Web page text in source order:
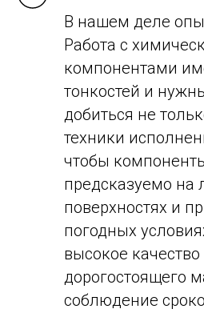
В нашем деле
Работа с
компонентами
тонкостей и
добиться не
техники
чтобы
предсказуемо на
поверхностях и
погодных
высокое
дорогостоящего
соблюдение